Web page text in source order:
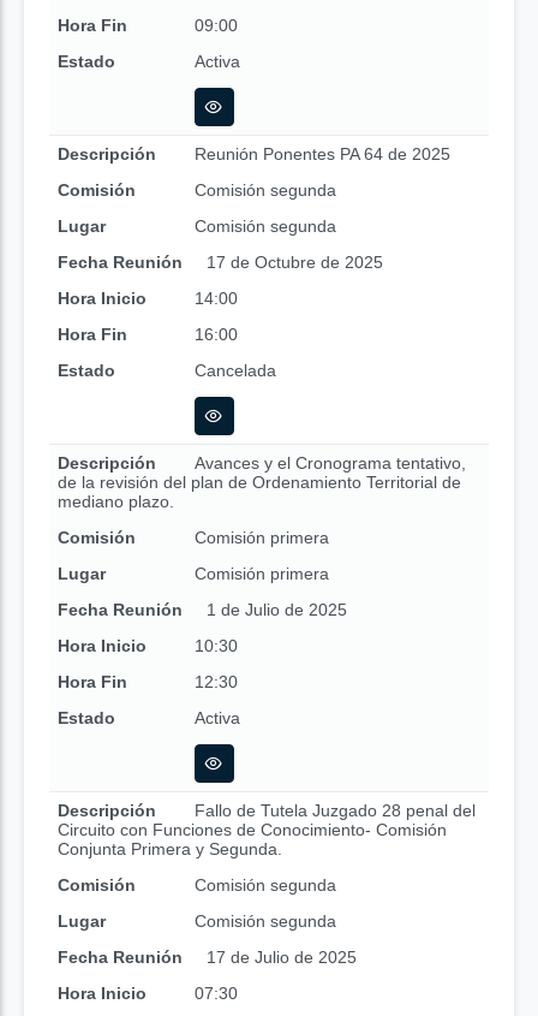
Hora Fin
09:00
Estado
Activa
Descripción
Reunión Ponentes PA 64 de 2025
Comisión
Comisión segunda
Lugar
Comisión segunda
Fecha Reunión
17 de Octubre de 2025
Hora Inicio
14:00
Hora Fin
16:00
Estado
Cancelada
Descripción
Avances y el Cronograma tentativo,
de la revisión del plan de Ordenamiento Territorial de
mediano plazo.
Comisión
Comisión primera
Lugar
Comisión primera
Fecha Reunión
1 de Julio de 2025
Hora Inicio
10:30
Hora Fin
12:30
Estado
Activa
Descripción
Fallo de Tutela Juzgado 28 penal del
Circuito con Funciones de Conocimiento- Comisión
Conjunta Primera y Segunda.
Comisión
Comisión segunda
Lugar
Comisión segunda
Fecha Reunión
17 de Julio de 2025
Hora Inicio
07:30